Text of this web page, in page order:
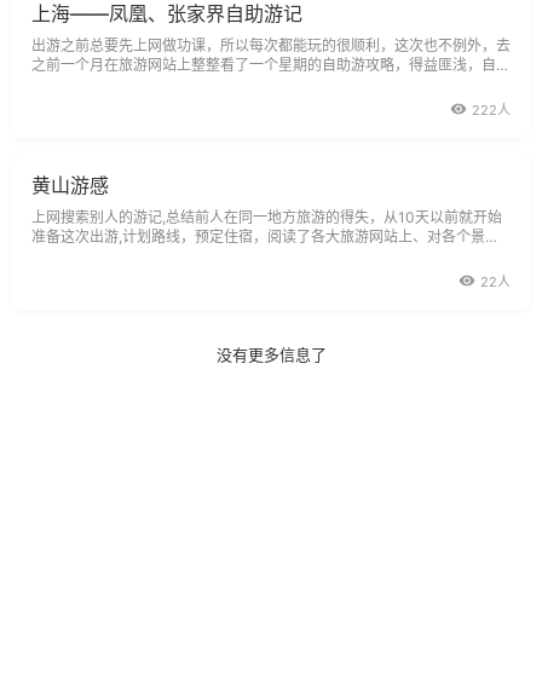
上海——凤凰、张家界自助游记
出游之前总要先上网做功课，所以每次都能玩的很顺利，这次也不例外，去
之前一个月在旅游网站上整整看了一个星期的自助游攻略，得益匪浅，自助
222人
黄山游感
上网搜索别人的游记,总结前人在同一地方旅游的得失，从10天以前就开始
准备这次出游,计划路线，预定住宿，阅读了各大旅游网站上、对各个景点
漏算了一点,那就是黄山天气,直到临出发前一天,我才想起到网站上看看黄山
22人
没有更多信息了